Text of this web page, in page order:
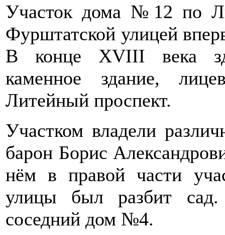
Участок дома №12 по
Фурштатской улицей
В конце XVIII века
каменное здание,
Литейный проспект.
Участком владели
барон Борис
нём в правой части
улицы был разбит сад.
соседний дом №4.